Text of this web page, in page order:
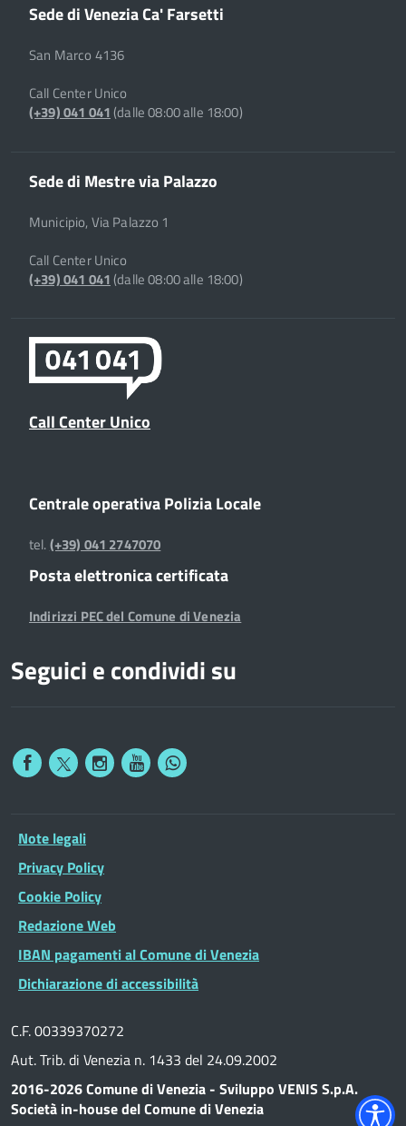
Sede di Venezia Ca' Farsetti
San Marco 4136
Call Center Unico
(+39) 041 041(dalle 08:00 alle 18:00)
Sede di Mestre via Palazzo
Municipio, Via Palazzo 1
Call Center Unico
(+39) 041 041(dalle 08:00 alle 18:00)
Call Center Unico
Centrale operativa Polizia Locale
tel.(+39) 041 2747070
Posta elettronica certificata
Indirizzi PEC del Comune di Venezia
Seguici e condividi su
Note legali
Privacy Policy
Cookie Policy
Redazione Web
IBAN pagamenti al Comune di Venezia
Dichiarazione di accessibilità
C.F. 00339370272
Aut. Trib. di Venezia n. 1433 del 24.09.2002
2016-2026 Comune di Venezia - Sviluppo VENIS S.p.A.
Società in-house del Comune di Venezia